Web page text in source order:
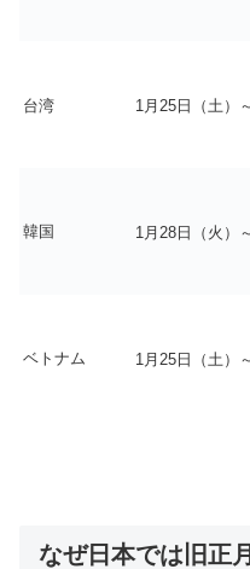
台湾 1月25日（土）
韓国 1月28日（火）
ベトナム 1月25日（土）
なぜ日本では旧正